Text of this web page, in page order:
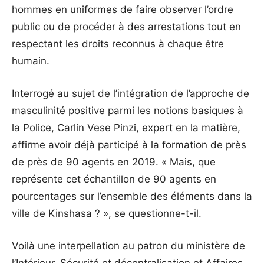
hommes en uniformes de faire observer l’ordre
public ou de procéder à des arrestations tout en
respectant les droits reconnus à chaque être
humain.
Interrogé au sujet de l’intégration de l’approche de
masculinité positive parmi les notions basiques à
la Police, Carlin Vese Pinzi, expert en la matière,
affirme avoir déjà participé à la formation de près
de près de 90 agents en 2019. « Mais, que
représente cet échantillon de 90 agents en
pourcentages sur l’ensemble des éléments dans la
ville de Kinshasa ? », se questionne-t-il.
Voilà une interpellation au patron du ministère de